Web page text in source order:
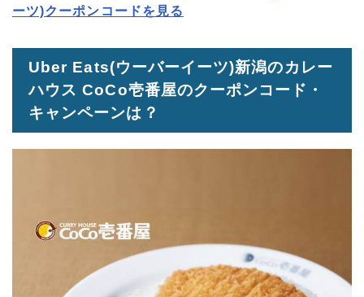
ーツ)クーポンコードを見る
Uber Eats(ウーバーイーツ)新潟のカレー
ハウス CoCo壱番屋のクーポンコード・
キャンペーンは？